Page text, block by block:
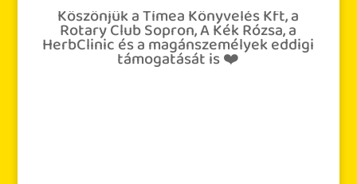
Köszönjük a Tímea Könyvelés Kft, a
Rotary Club Sopron, A Kék Rózsa, a
HerbClinic és a magánszemélyek eddigi
támogatását is ❤️